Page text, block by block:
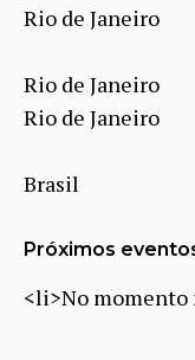
Rio de Janeiro
Rio de Janeiro
Rio de Janeiro
Brasil
Próximos
<li>No momento